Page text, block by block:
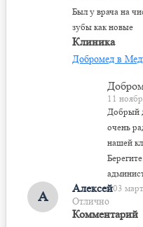
Был у врача на
зубы как новые
Клиника
Добромед в
11
Добрый
очень
нашей
А
Алексей03
Отлично
Комментарий